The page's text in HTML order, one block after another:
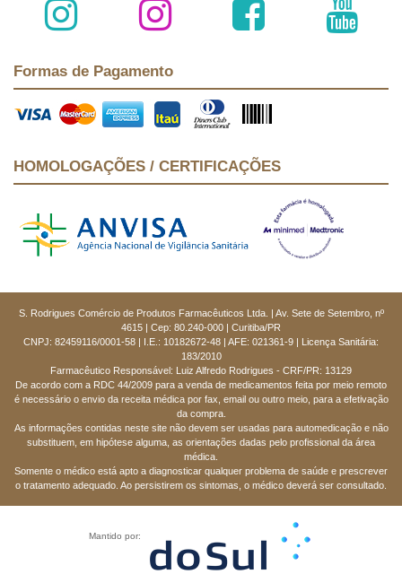
Formas de Pagamento
HOMOLOGAÇÕES / CERTIFICAÇÕES
S. Rodrigues Comércio de Produtos Farmacêuticos Ltda. | Av. Sete de Setembro, nº
4615 | Cep: 80.240-000 | Curitiba/PR
CNPJ: 82459116/0001-58 | I.E.: 10182672-48 | AFE: 021361-9 | Licença Sanitária:
183/2010
Farmacêutico Responsável: Luiz Alfredo Rodrigues - CRF/PR: 13129
De acordo com a RDC 44/2009 para a venda de medicamentos feita por meio remoto
é necessário o envio da receita médica por fax, email ou outro meio, para a efetivação
da compra.
As informações contidas neste site não devem ser usadas para automedicação e não
substituem, em hipótese alguma, as orientações dadas pelo profissional da área
médica.
Somente o médico está apto a diagnosticar qualquer problema de saúde e prescrever
o tratamento adequado. Ao persistirem os sintomas, o médico deverá ser consultado.
Mantido por: